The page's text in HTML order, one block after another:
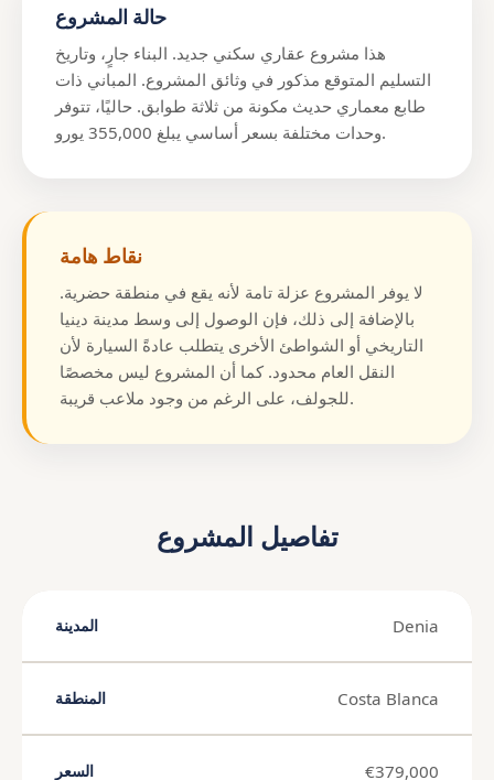
حالة المشروع
هذا مشروع عقاري سكني جديد. البناء جارٍ، وتاريخ
التسليم المتوقع مذكور في وثائق المشروع. المباني ذات
طابع معماري حديث مكونة من ثلاثة طوابق. حاليًا، تتوفر
وحدات مختلفة بسعر أساسي يبلغ 355,000 يورو.
نقاط هامة
لا يوفر المشروع عزلة تامة لأنه يقع في منطقة حضرية.
بالإضافة إلى ذلك، فإن الوصول إلى وسط مدينة دينيا
التاريخي أو الشواطئ الأخرى يتطلب عادةً السيارة لأن
النقل العام محدود. كما أن المشروع ليس مخصصًا
للجولف، على الرغم من وجود ملاعب قريبة.
تفاصيل المشروع
المدينة Denia
المنطقة Costa Blanca
السعر €379,000